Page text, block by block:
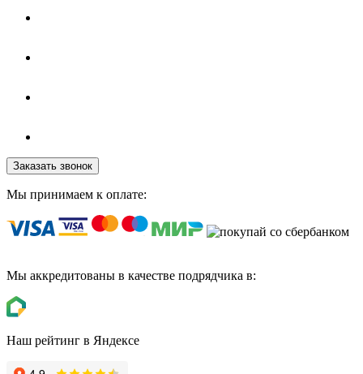
Заказать звонок
Мы принимаем к оплате:
Мы аккредитованы в качестве подрядчика в:
Наш рейтинг в Яндексе